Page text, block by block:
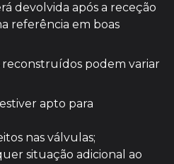
devolvida após a receção
referência em boas
podem variar
apto para
nas válvulas;
situação adicional ao